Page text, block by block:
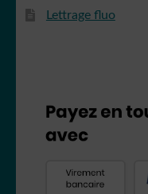
Lettrage fluo